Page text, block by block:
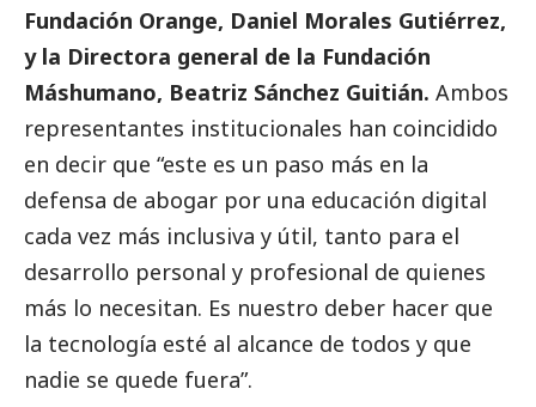
Fundación Orange, Daniel Morales Gutiérrez,
y la Directora general de la Fundación
Máshumano, Beatriz Sánchez Guitián. Ambos
representantes institucionales han coincidido
en decir que “este es un paso más en la
defensa de abogar por una educación digital
cada vez más inclusiva y útil, tanto para el
desarrollo personal y profesional de quienes
más lo necesitan. Es nuestro deber hacer que
la tecnología esté al alcance de todos y que
nadie se quede fuera”.